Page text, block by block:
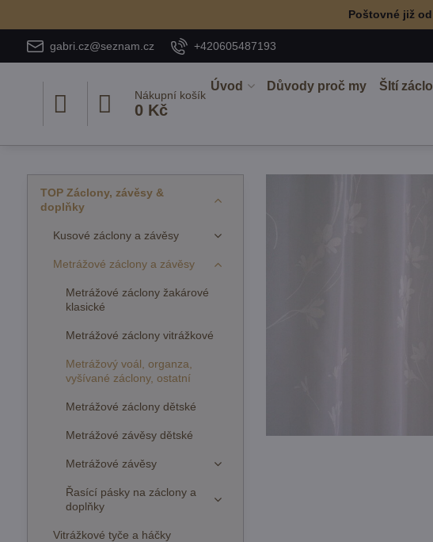
Poštovné již
gabri.cz@seznam.cz +420605487193
Nákupní košík
0 Kč
Úvod Důvody proč my ŠItí
TOP Záclony, závěsy &
doplňky
Kusové záclony a závěsy
Metrážové záclony a závěsy
Metrážové záclony žakárové
klasické
Metrážové záclony vitrážkové
Metrážový voál, organza,
vyšívané záclony, ostatní
Metrážové záclony dětské
Metrážové závěsy dětské
Metrážové závěsy
Řasící pásky na záclony a
doplňky
Vitrážkové tyče a háčky